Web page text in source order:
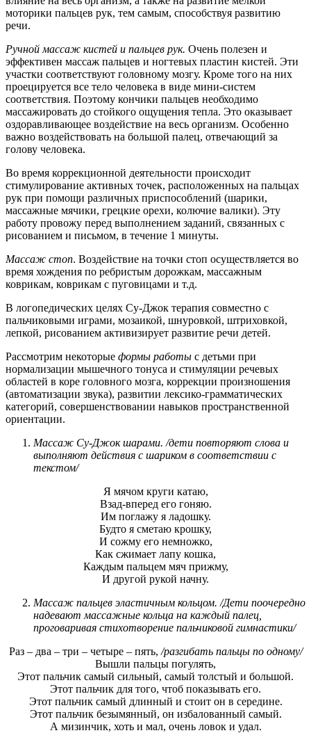
моторики пальцев рук, тем самым, способствуя развитию
речи.
Ручной массаж кистей и пальцев рук. Очень полезен и
эффективен массаж пальцев и ногтевых пластин кистей. Эти
участки соответствуют головному мозгу. Кроме того на них
проецируется все тело человека в виде мини-систем
соответствия. Поэтому кончики пальцев необходимо
массажировать до стойкого ощущения тепла. Это оказывает
оздоравливающее воздействие на весь организм. Особенно
важно воздействовать на большой палец, отвечающий за
голову человека.
Во время коррекционной деятельности происходит
стимулирование активных точек, расположенных на пальцах
рук при помощи различных приспособлений (шарики,
массажные мячики, грецкие орехи, колючие валики). Эту
работу провожу перед выполнением заданий, связанных с
рисованием и письмом, в течение 1 минуты.
Массаж стоп. Воздействие на точки стоп осуществляется во
время хождения по ребристым дорожкам, массажным
коврикам, коврикам с пуговицами и т.д.
В логопедических целях Су-Джок терапия совместно с
пальчиковыми играми, мозаикой, шнуровкой, штриховкой,
лепкой, рисованием активизирует развитие речи детей.
Рассмотрим некоторые формы работы с детьми при
нормализации мышечного тонуса и стимуляции речевых
областей в коре головного мозга, коррекции произношения
(автоматизации звука), развитии лексико-грамматических
категорий, совершенствовании навыков пространственной
ориентации.
Массаж Су-Джок шарами. /дети повторяют слова и
выполняют действия с шариком в соответствии с
текстом/
Я мячом круги катаю,
Взад-вперед его гоняю.
Им поглажу я ладошку.
Будто я сметаю крошку,
И сожму его немножко,
Как сжимает лапу кошка,
Каждым пальцем мяч прижму,
И другой рукой начну.
Массаж пальцев эластичным кольцом. /Дети поочередно
надевают массажные кольца на каждый палец,
проговаривая стихотворение пальчиковой гимнастики/
Раз – два – три – четыре – пять, /разгибать пальцы по одному/
Вышли пальцы погулять,
Этот пальчик самый сильный, самый толстый и большой.
Этот пальчик для того, чтоб показывать его.
Этот пальчик самый длинный и стоит он в середине.
Этот пальчик безымянный, он избалованный самый.
А мизинчик, хоть и мал, очень ловок и удал.